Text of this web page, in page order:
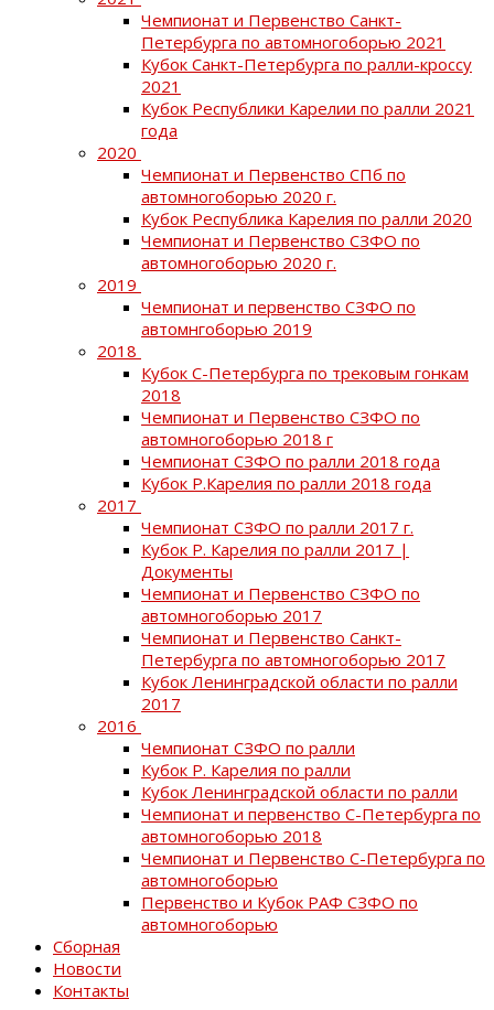
Чемпионат и Первенство Санкт-
Петербурга по автомногоборью 2021
Кубок Санкт-Петербурга по ралли-кроссу
2021
Кубок Республики Карелии по ралли 2021
года
2020
Чемпионат и Первенство СПб по
автомногоборью 2020 г.
Кубок Республика Карелия по ралли 2020
Чемпионат и Первенство СЗФО по
автомногоборью 2020 г.
2019
Чемпионат и первенство СЗФО по
автомнгоборью 2019
2018
Кубок С-Петербурга по трековым гонкам
2018
Чемпионат и Первенство СЗФО по
автомногоборью 2018 г
Чемпионат СЗФО по ралли 2018 года
Кубок Р.Карелия по ралли 2018 года
2017
Чемпионат СЗФО по ралли 2017 г.
Кубок Р. Карелия по ралли 2017 |
Документы
Чемпионат и Первенство СЗФО по
автомногоборью 2017
Чемпионат и Первенство Санкт-
Петербурга по автомногоборью 2017
Кубок Ленинградской области по ралли
2017
2016
Чемпионат СЗФО по ралли
Кубок Р. Карелия по ралли
Кубок Ленинградской области по ралли
Чемпионат и первенство С-Петербурга по
автомногоборью 2018
Чемпионат и Первенство С-Петербурга по
автомногоборью
Первенство и Кубок РАФ СЗФО по
автомногоборью
Сборная
Новости
Контакты